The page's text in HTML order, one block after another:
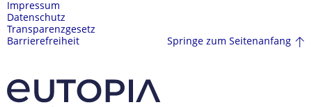
Impressum
Datenschutz
Transparenzgesetz
Barrierefreiheit
Springe zum Seitenanfang